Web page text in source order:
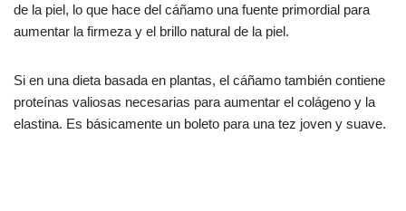
de la piel, lo que hace del cáñamo una fuente primordial para
aumentar la firmeza y el brillo natural de la piel.
Si en una dieta basada en plantas, el cáñamo también contiene
proteínas valiosas necesarias para aumentar el colágeno y la
elastina. Es básicamente un boleto para una tez joven y suave.